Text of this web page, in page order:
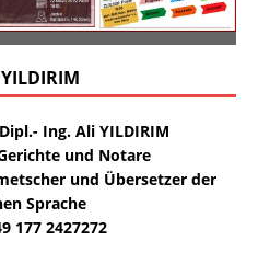
Ing. Ali YILDIRIM
und Notare
und Übersetzer der
Sprache
177 2427272